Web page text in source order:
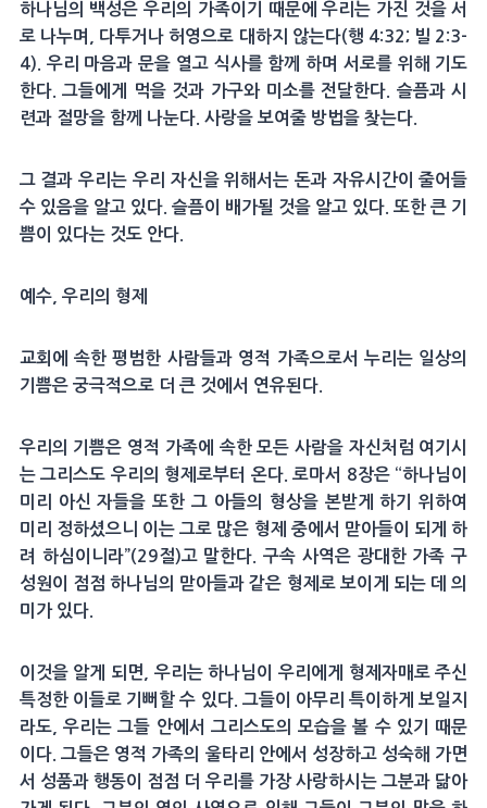
하나님의 백성은 우리의 가족이기 때문에 우리는 가진 것을 서
로 나누며, 다투거나 허영으로 대하지 않는다(행 4:32; 빌 2:3-
4). 우리 마음과 문을 열고 식사를 함께 하며 서로를 위해 기도
한다. 그들에게 먹을 것과 가구와 미소를 전달한다. 슬픔과 시
련과 절망을 함께 나눈다. 사랑을 보여줄 방법을 찾는다.
그 결과 우리는 우리 자신을 위해서는 돈과 자유시간이 줄어들
수 있음을 알고 있다. 슬픔이 배가될 것을 알고 있다. 또한 큰 기
쁨이 있다는 것도 안다.
예수, 우리의 형제
교회에 속한 평범한 사람들과 영적 가족으로서 누리는 일상의
기쁨은 궁극적으로 더 큰 것에서 연유된다.
우리의 기쁨은 영적 가족에 속한 모든 사람을 자신처럼 여기시
는 그리스도 우리의 형제로부터 온다. 로마서 8장은 “하나님이
미리 아신 자들을 또한 그 아들의 형상을 본받게 하기 위하여
미리 정하셨으니 이는 그로 많은 형제 중에서 맏아들이 되게 하
려 하심이니라”(29절)고 말한다. 구속 사역은 광대한 가족 구
성원이 점점 하나님의 맏아들과 같은 형제로 보이게 되는 데 의
미가 있다.
이것을 알게 되면, 우리는 하나님이 우리에게 형제자매로 주신
특정한 이들로 기뻐할 수 있다. 그들이 아무리 특이하게 보일지
라도, 우리는 그들 안에서 그리스도의 모습을 볼 수 있기 때문
이다. 그들은 영적 가족의 울타리 안에서 성장하고 성숙해 가면
서 성품과 행동이 점점 더 우리를 가장 사랑하시는 그분과 닮아